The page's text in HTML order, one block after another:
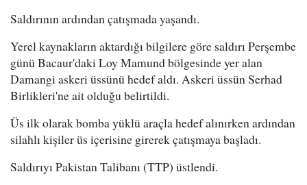
Saldırının ardından çatışmada yaşandı.
Yerel kaynakların aktardığı bilgilere göre saldırı Perşembe
günü Bacaur'daki Loy Mamund bölgesinde yer alan
Damangi askeri üssünü hedef aldı. Askeri üssün Serhad
Birlikleri'ne ait olduğu belirtildi.
Üs ilk olarak bomba yüklü araçla hedef alınırken ardından
silahlı kişiler üs içerisine girerek çatışmaya başladı.
Saldırıyı Pakistan Talibanı (TTP) üstlendi.